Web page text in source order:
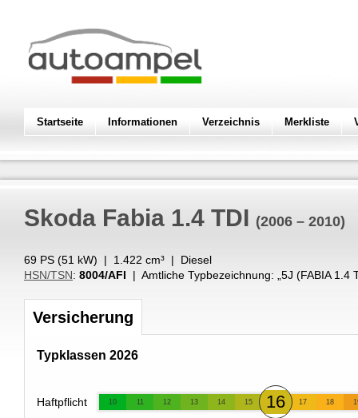
Startseite Informationen Verzeichnis Merkliste
Skoda Fabia 1.4 TDI (2006 – 2010)
69 PS (51 kW) | 1.422 cm³ | Diesel
HSN/TSN: 8004/AFI | Amtliche Typbezeichnung: „ 5J (FABIA 1.4
Versicherung
Typklassen 2026
Haftpflicht 10 11 12 13 14 15 16 17 18